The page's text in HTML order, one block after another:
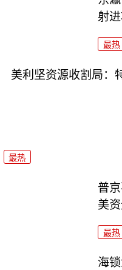
射进
最热
美利坚资源收割局：
最热
普
美
最热
海